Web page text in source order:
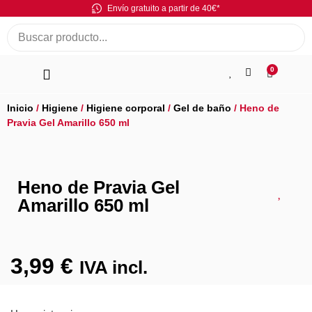
Envío gratuito a partir de 40€*
0
Inicio / Higiene / Higiene corporal / Gel de baño / Heno de
Pravia Gel Amarillo 650 ml
Heno de Pravia Gel
Amarillo 650 ml
3,99 € IVA incl.